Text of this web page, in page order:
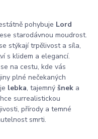
pohybuje Lord
starodávnou moudrost.
stýkají trpělivost a síla,
s klidem a elegancí.
na cestu, kde vás
plné nečekaných
lebka, tajemný šnek a
surrealistickou
přírody a temné
smrti.